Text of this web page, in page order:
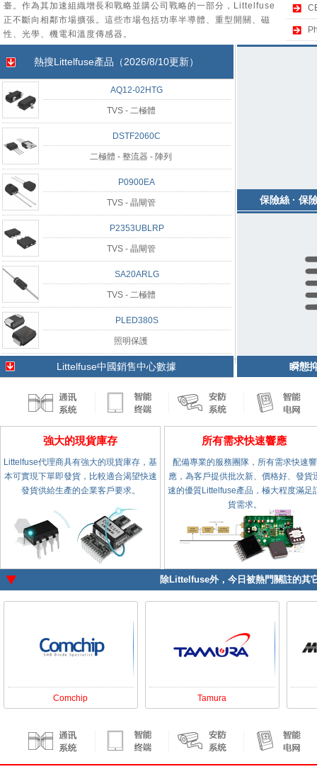
臺。作為其加速組織增長和戰略並購公司戰略的一部分，Littelfuse
正不斷向相鄰市場擴張。這些市場包括功率半導體、重型開關、磁
性、光學、機電和溫度傳感器。
熱搜Littelfuse產品（2026/8/10更新）
AQ12-02HTG
TVS - 二極體
DSTF2060C
二極體 - 整流器 - 陣列
P0900EA
TVS - 晶閘管
P2353UBLRP
TVS - 晶閘管
SA20ARLG
TVS - 二極體
PLED380S
照明保護
Littelfuse中國銷售中心數據
保險絲 · 保
瞬態
強大的現貨庫存
Littelfuse代理商具有強大的現貨庫存，基
本可實現下單即發貨，比較適合渴望快速
發貨供給生產的企業客戶要求。
所有需求快速響應
配備專業的服務團隊，所有需求快速響
應，為客戶提供批次新、價格好、發貨
速的優質Littelfuse產品，極大程度滿足
貨需求。
除Littelfuse外，今日被熱門關註的其
Comchip Tamura